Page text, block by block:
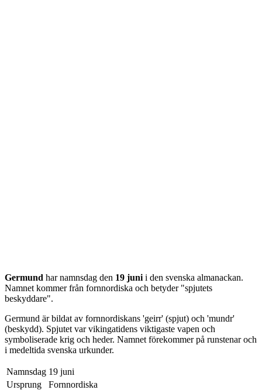
Germund har namnsdag den 19 juni i den svenska almanackan.
Namnet kommer från fornnordiska och betyder "spjutets
beskyddare".
Germund är bildat av fornnordiskans 'geirr' (spjut) och 'mundr'
(beskydd). Spjutet var vikingatidens viktigaste vapen och
symboliserade krig och heder. Namnet förekommer på runstenar och
i medeltida svenska urkunder.
Namnsdag 19 juni
Ursprung
Fornnordiska